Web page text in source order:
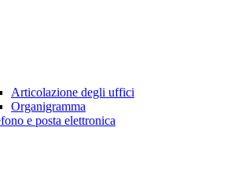
Articolazione degli uffici
Organigramma
e posta elettronica